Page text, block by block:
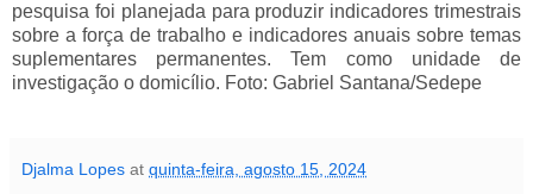
pesquisa foi planejada para produzir indicadores trimestrais
sobre a força de trabalho e indicadores anuais sobre temas
suplementares permanentes. Tem como unidade de
investigação o domicílio. Foto: Gabriel Santana/Sedepe
Djalma Lopes at quinta-feira, agosto 15, 2024